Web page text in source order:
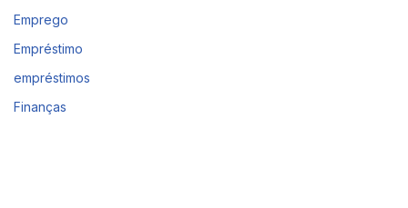
Emprego
Empréstimo
empréstimos
Finanças